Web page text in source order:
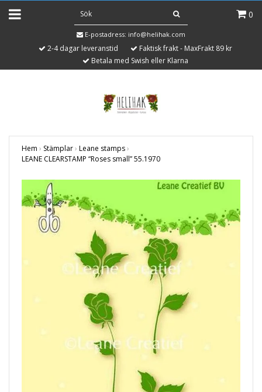
0
E-postadress: info@helihak.com
2-4 dagar leveranstid
Faktisk frakt - MaxFrakt 89 kr
Betala med Swish eller Klarna
Hem › Stämplar› Leane stamps›
LEANE CLEARSTAMP “Roses small” 55.1970